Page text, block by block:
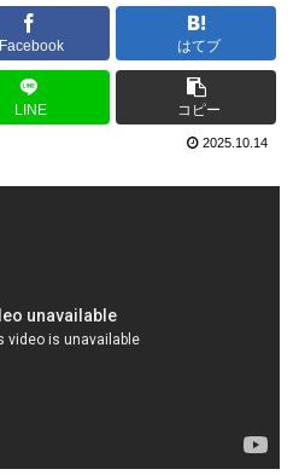
Facebook はてブ
LINE コピー
2025.10.14